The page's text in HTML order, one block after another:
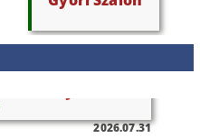
2026.07.31